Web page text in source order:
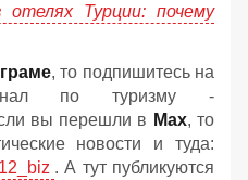
Турции: почему
, то подпишитесь на
по туризму -
вы перешли в Мах, то
новости и туда:
. А тут публикуются